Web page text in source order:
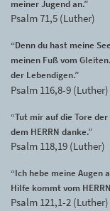
meiner Jugend an.”
Psalm 71,5 (Luther)
“Denn du hast meine
meinen Fuß vom
der Lebendigen.”
Psalm 116,8-9 (Luther)
“Tut mir auf die Tore
dem HERRN danke.”
Psalm 118,19 (Luther)
“Ich hebe meine Augen
Hilfe kommt vom
Psalm 121,1-2 (Luther)